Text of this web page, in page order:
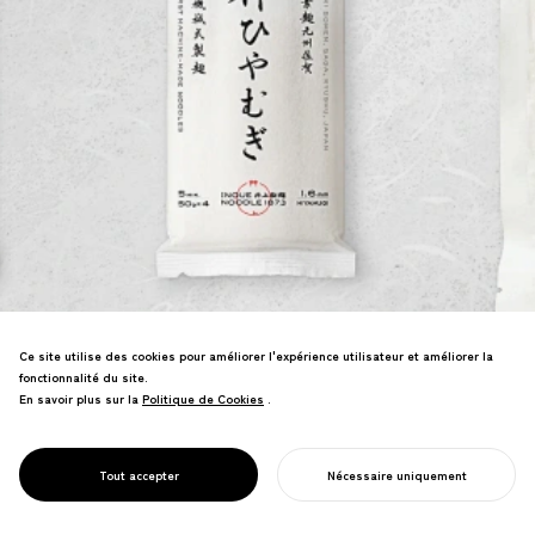
PROJECT
INOUE NOODLE
Rebranding et développement de
produits pour un fabricant de nouilles
comme la première entreprise zéro-
carbone du Japon.
Ce site utilise des cookies pour améliorer l'expérience utilisateur et améliorer la
fonctionnalité du site.
En savoir plus sur la Politique de Cookies
Politique de Cookies .
Tout accepter Nécessaire uniquement